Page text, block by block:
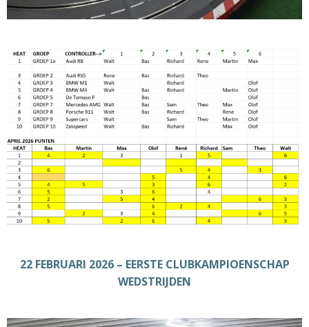
22 FEBRUARI 2026 – EERSTE CLUBKAMPIOENSCHAP
WEDSTRIJDEN